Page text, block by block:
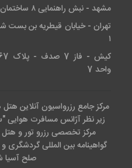
مشهد - نبش راهنمایی ۸ ساختمان ممتاز
۱
واحد 7
مرکز جامع رزرواسیون آنلاین
زیر نظر آژانس مسافرت هوایی
مرکز تخصصی رزرو تور و
گواهینامه بین المللی
صلح